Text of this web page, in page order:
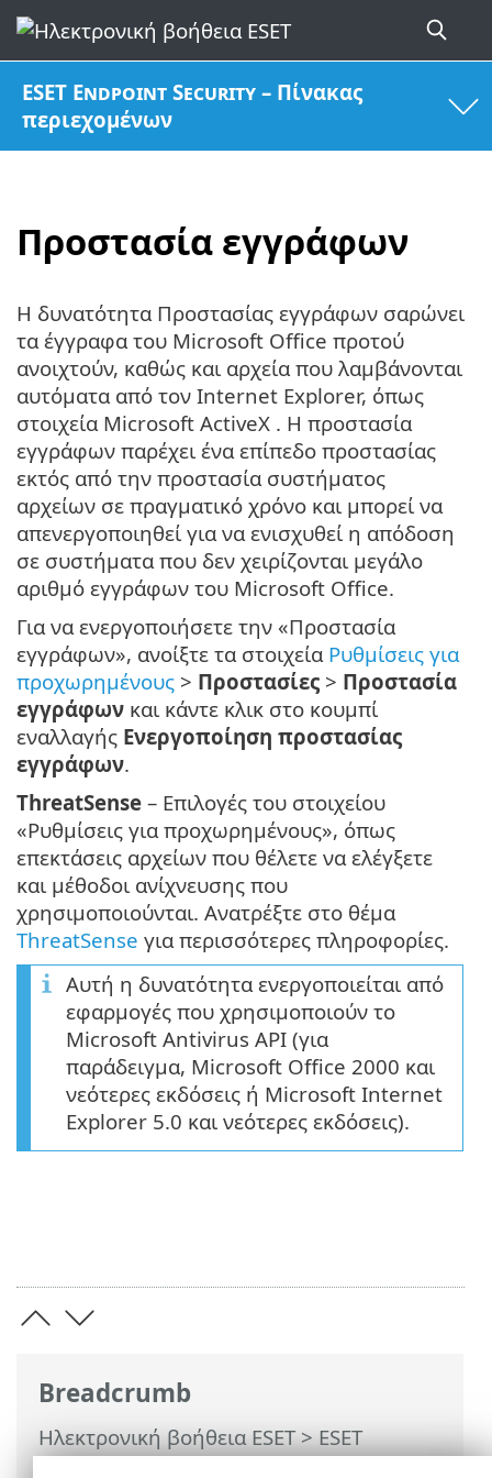
ESET Endpoint Security – Πίνακας
περιεχομένων
Προστασία εγγράφων
Breadcrumb
Ηλεκτρονική βοήθεια ESET>ESET
Endpoint Security>Ρυθμίσεις για
Η δυνατότητα Προστασίας εγγράφων σαρώνει
τα έγγραφα του Microsoft Office προτού
ανοιχτούν, καθώς και αρχεία που λαμβάνονται
αυτόματα από τον Internet Explorer, όπως
στοιχεία Microsoft ActiveX . Η προστασία
εγγράφων παρέχει ένα επίπεδο προστασίας
εκτός από την προστασία συστήματος
αρχείων σε πραγματικό χρόνο και μπορεί να
απενεργοποιηθεί για να ενισχυθεί η απόδοση
σε συστήματα που δεν χειρίζονται μεγάλο
αριθμό εγγράφων του Microsoft Office.
Για να ενεργοποιήσετε την «Προστασία
εγγράφων», ανοίξτε τα στοιχεία Ρυθμίσεις για
προχωρημένους > Προστασίες > Προστασία
εγγράφων και κάντε κλικ στο κουμπί
εναλλαγής Ενεργοποίηση προστασίας
εγγράφων.
ThreatSense – Επιλογές του στοιχείου
«Ρυθμίσεις για προχωρημένους», όπως
επεκτάσεις αρχείων που θέλετε να ελέγξετε
και μέθοδοι ανίχνευσης που
χρησιμοποιούνται. Ανατρέξτε στο θέμα
ThreatSense για περισσότερες πληροφορίες.
Αυτή η δυνατότητα ενεργοποιείται από
εφαρμογές που χρησιμοποιούν το
Microsoft Antivirus API (για
παράδειγμα, Microsoft Office 2000 και
νεότερες εκδόσεις ή Microsoft Internet
Explorer 5.0 και νεότερες εκδόσεις).